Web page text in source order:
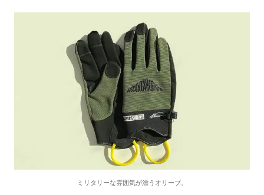
ミリタリーな雰囲気が漂うオリーブ。